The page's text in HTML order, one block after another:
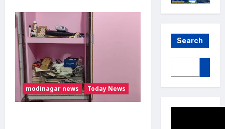
modinagar news Today News
Search